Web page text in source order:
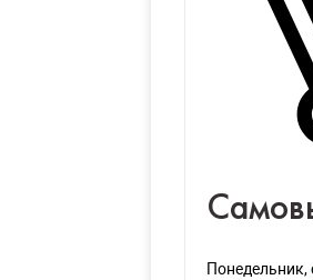
Понедельник,